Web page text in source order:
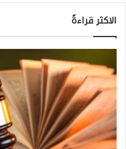
الاكثر قراءةً